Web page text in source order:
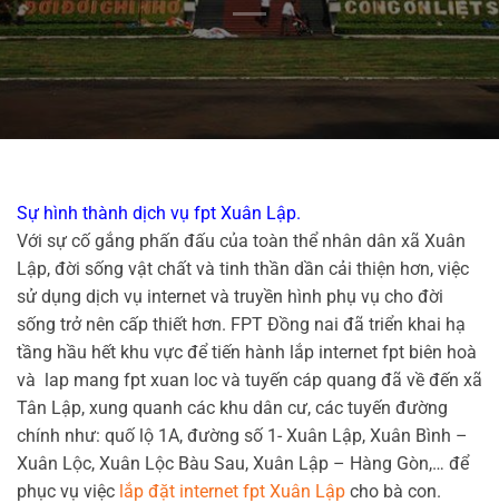
Sự hình thành dịch vụ fpt Xuân Lập.
Với sự cố gắng phấn đấu của toàn thể nhân dân xã Xuân
Lập, đời sống vật chất và tinh thần dần cải thiện hơn, việc
sử dụng dịch vụ internet và truyền hình phụ vụ cho đời
sống trở nên cấp thiết hơn. FPT Đồng nai đã triển khai hạ
tầng hầu hết khu vực để tiến hành lắp internet fpt biên hoà
và lap mang fpt xuan loc và tuyến cáp quang đã về đến xã
Tân Lập, xung quanh các khu dân cư, các tuyến đường
chính như: quố lộ 1A, đường số 1- Xuân Lập, Xuân Bình –
Xuân Lộc, Xuân Lộc Bàu Sau, Xuân Lập – Hàng Gòn,… để
phục vụ việc lắp đặt internet fpt Xuân Lập cho bà con.